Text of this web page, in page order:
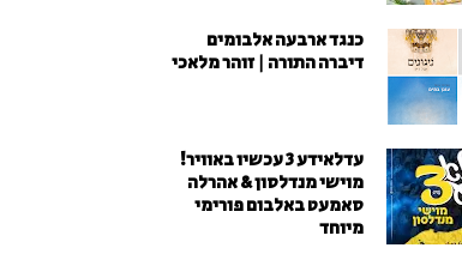
כנגד ארבעה אלבומים
דיברה התורה | זוהר מלאכי
עדלאידע 3 עכשיו באוויר!
מוישי מנדלסון & אהרלה
סאמעט באלבום פורימי
מיוחד